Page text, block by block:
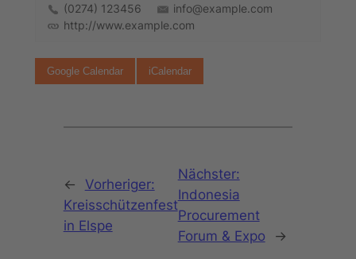
(0274) 123456
info@example.com
http://www.example.com
Google Calendar iCalendar
←
Vorheriger:
Kreisschützenfest
in Elspe
Nächster:
Indonesia
Procurement
Forum & Expo
→